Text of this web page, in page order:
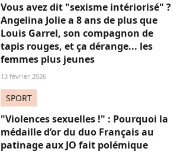
Vous avez dit "sexisme intériorisé" ?
Angelina Jolie a 8 ans de plus que
Louis Garrel, son compagnon de
tapis rouges, et ça dérange... les
femmes plus jeunes
13 février 2026
SPORT
"Violences sexuelles !" : Pourquoi la
médaille d’or du duo Français au
patinage aux JO fait polémique